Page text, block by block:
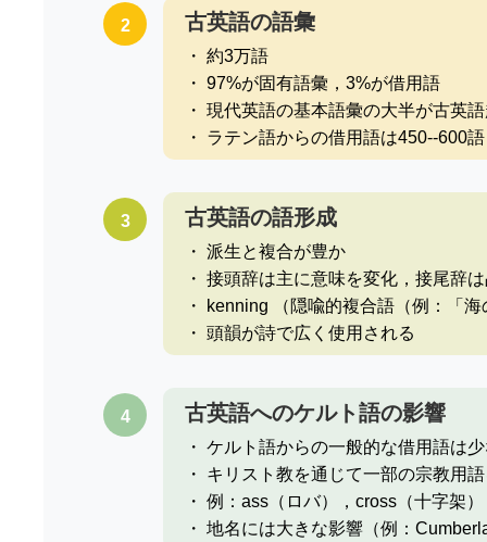
2 古英語の語彙
・ 約3万語
・ 97%が固有語彙，3%が借用語
・ 現代英語の基本語彙の大半が古英
・ ラテン語からの借用語は450--600語
3 古英語の語形成
・ 派生と複合が豊か
・ 接頭辞は主に意味を変化，接尾辞
・ kenning （隠喩的複合語（例：「
・ 頭韻が詩で広く使用される
4 古英語へのケルト語の影響
・ ケルト語からの一般的な借用語は
・ キリスト教を通じて一部の宗教用
・ 例：ass（ロバ），cross（十字架
・ 地名には大きな影響（例：